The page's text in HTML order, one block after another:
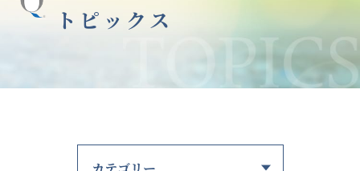
トピックス